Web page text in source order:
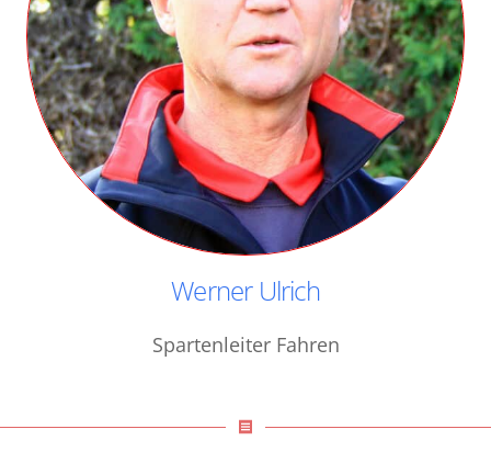
Werner Ulrich
Spartenleiter Fahren
receipt